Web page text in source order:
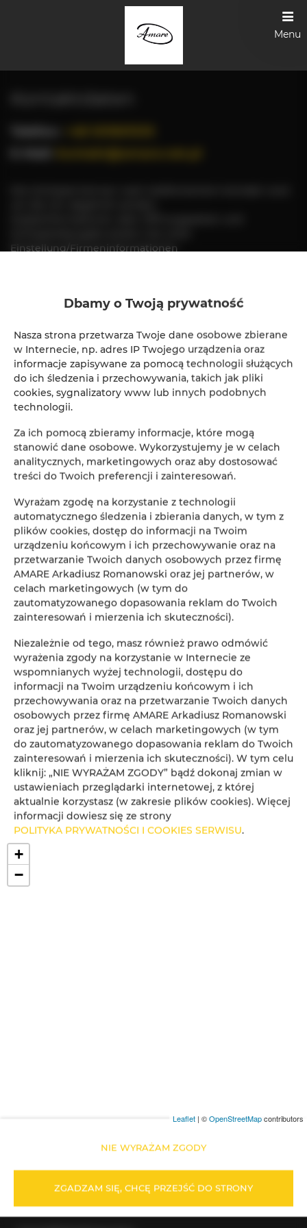
Menu
Einstellung/Firmeninformationen
Der Name der Firma:
AMARE Arkadiusz Romanowski
ul. Piastowska 49
Adresse:
72-346, Pobierowo, Polen
USt-IdNr:
8571669887
Daten für Überweisungen
BE94 9673 4576 1314
SWIFT/BIC:
TRWIBEB1XXX
Bank:
Wise: Rue du Trône 100, 3rd floor
Name des
Zahlungsempfängers:
Arkadiusz Romanowski
Unsere Standorte
Amare Domki Pobierowo
Piastowska 49
Polen
ANGEBOT
ANZEIGEN
AUF DER KARTE
ÜBERPRÜFEN
Dom Gościnny Amare
Pomorska 7
72-346 POBIEROWO
Polen
ANGEBOT
ANZEIGEN
AUF DER KARTE
ÜBERPRÜFEN
+
−
Leaflet | ©OpenStreetMapcontributors
+48 501601535
kontakt@amare.net.pl
Dbamy o Twoją prywatność
Nasza strona przetwarza Twoje dane osobowe zbierane
w Internecie, np. adres IP Twojego urządzenia oraz
informacje zapisywane za pomocą technologii służących
do ich śledzenia i przechowywania, takich jak pliki
cookies, sygnalizatory www lub innych podobnych
technologii.
Za ich pomocą zbieramy informacje, które mogą
stanowić dane osobowe. Wykorzystujemy je w celach
analitycznych, marketingowych oraz aby dostosować
treści do Twoich preferencji i zainteresowań.
Wyrażam zgodę na korzystanie z technologii
automatycznego śledzenia i zbierania danych, w tym z
plików cookies, dostęp do informacji na Twoim
urządzeniu końcowym i ich przechowywanie oraz na
przetwarzanie Twoich danych osobowych przez firmę
AMARE Arkadiusz Romanowski oraz jej partnerów, w
celach marketingowych (w tym do
zautomatyzowanego dopasowania reklam do Twoich
zainteresowań i mierzenia ich skuteczności).
Niezależnie od tego, masz również prawo odmówić
wyrażenia zgody na korzystanie w Internecie ze
wspomnianych wyżej technologii, dostępu do
informacji na Twoim urządzeniu końcowym i ich
przechowywania oraz na przetwarzanie Twoich danych
osobowych przez firmę AMARE Arkadiusz Romanowski
oraz jej partnerów, w celach marketingowych (w tym
do zautomatyzowanego dopasowania reklam do Twoich
zainteresowań i mierzenia ich skuteczności). W tym celu
kliknij: „NIE WYRAŻAM ZGODY” bądź dokonaj zmian w
ustawieniach przeglądarki internetowej, z której
aktualnie korzystasz (w zakresie plików cookies). Więcej
informacji dowiesz się ze strony
POLITYKA PRYWATNOŚCI I COOKIES SERWISU.
NIE WYRAŻAM ZGODY
ZGADZAM SIĘ, CHCĘ PRZEJŚĆ DO STRONY